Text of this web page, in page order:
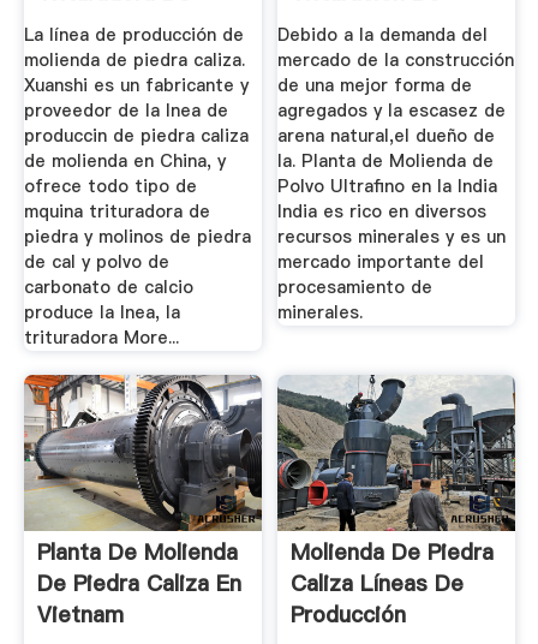
Cono
La línea de producción de
molienda de piedra caliza.
Xuanshi es un fabricante y
proveedor de la lnea de
produccin de piedra caliza
de molienda en China, y
ofrece todo tipo de
mquina trituradora de
piedra y molinos de piedra
de cal y polvo de
carbonato de calcio
produce la lnea, la
trituradora More...
Piedra Caliza, Venta
...
Debido a la demanda del
mercado de la construcción
de una mejor forma de
agregados y la escasez de
arena natural,el dueño de
la. Planta de Molienda de
Polvo Ultrafino en la India
India es rico en diversos
recursos minerales y es un
mercado importante del
procesamiento de
minerales.
Planta De Molienda
De Piedra Caliza En
Vietnam
Molienda De Piedra
Caliza Líneas De
Producción